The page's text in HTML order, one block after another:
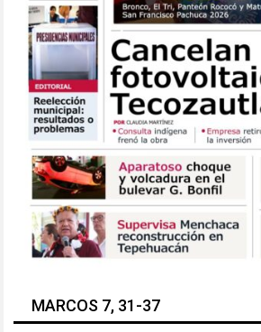
MARCOS 7, 31-37